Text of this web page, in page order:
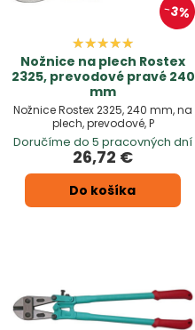
3%
Nožnice na plech Rostex
2325, prevodové pravé 240
mm
Nožnice Rostex 2325, 240 mm, na
plech, prevodové, P
Doručíme do 5 pracovných dní
26,72 €
Do košíka